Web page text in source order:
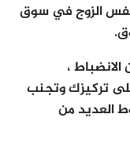
الزوج في سوق
،
تركيزك وتجنب
العديد من